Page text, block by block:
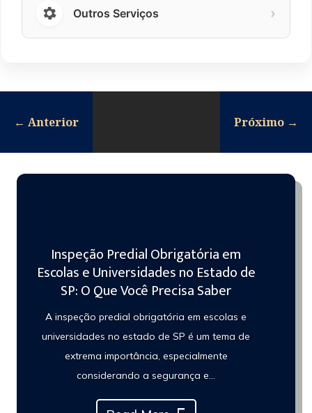
Outros Serviços ›
← Anterior Próximo →
Inspeção Predial Obrigatória em
Escolas e Universidades no Estado de
SP: O Que Você Precisa Saber
A inspeção predial obrigatória em escolas e
universidades no estado de SP é um tema de
extrema importância, especialmente
considerando a segurança e...